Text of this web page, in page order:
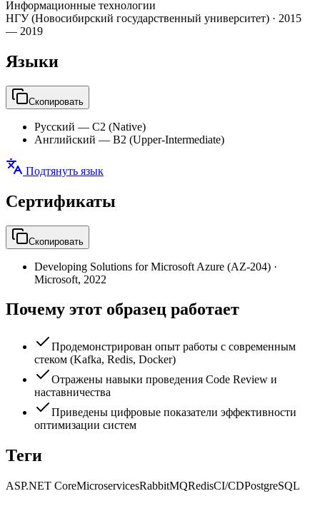
Информационные технологии
НГУ (Новосибирский государственный университет) · 2015
— 2019
Языки
Скопировать
Русский — C2 (Native)
Английский — B2 (Upper-Intermediate)
Подтянуть язык
Сертификаты
Скопировать
Developing Solutions for Microsoft Azure (AZ-204) ·
Microsoft, 2022
Почему этот образец работает
Продемонстрирован опыт работы с современным
стеком (Kafka, Redis, Docker)
Отражены навыки проведения Code Review и
наставничества
Приведены цифровые показатели эффективности
оптимизации систем
Теги
ASP.NET CoreMicroservicesRabbitMQRedisCI/CDPostgreSQL